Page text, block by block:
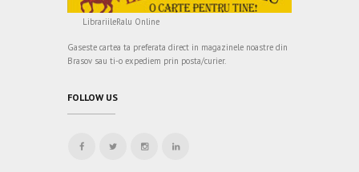
LibrariileRalu Online
Gaseste cartea ta preferata direct in magazinele noastre din
Brasov sau ti-o expediem prin posta/curier.
FOLLOW US